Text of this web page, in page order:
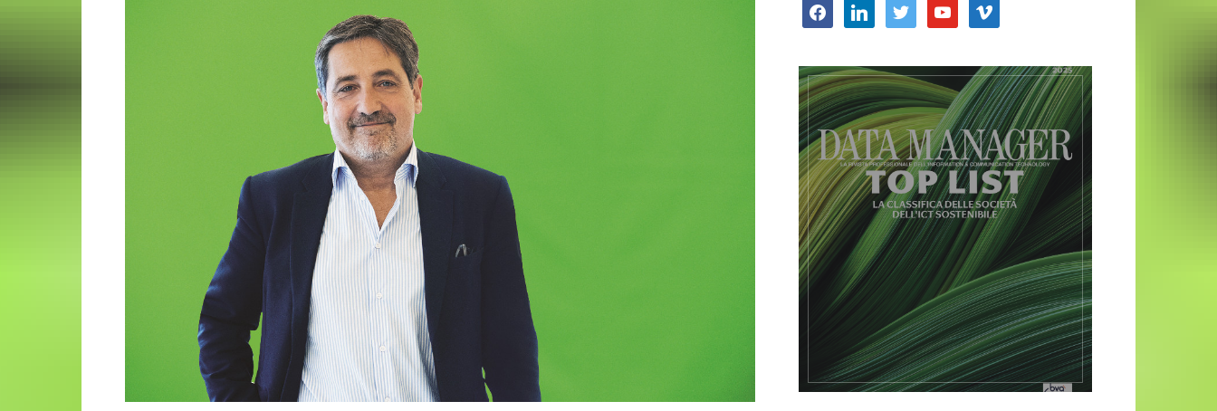
facebooklinkedin twitter youtube vimeo